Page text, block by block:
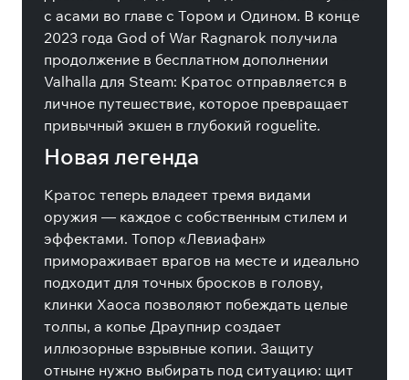
с асами во главе с Тором и Одином. В конце
2023 года God of War Ragnarok получила
продолжение в бесплатном дополнении
Valhalla для Steam: Кратос отправляется в
личное путешествие, которое превращает
привычный экшен в глубокий roguelite.
Новая легенда
Кратос теперь владеет тремя видами
оружия — каждое с собственным стилем и
эффектами. Топор «Левиафан»
примораживает врагов на месте и идеально
подходит для точных бросков в голову,
клинки Хаоса позволяют побеждать целые
толпы, а копье Драупнир создает
иллюзорные взрывные копии. Защиту
отныне нужно выбирать под ситуацию: щит